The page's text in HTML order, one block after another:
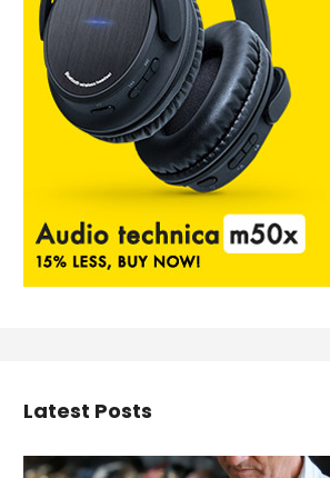
nas escolas municipais,
que haja vaga. Caso não seja
Latest Posts